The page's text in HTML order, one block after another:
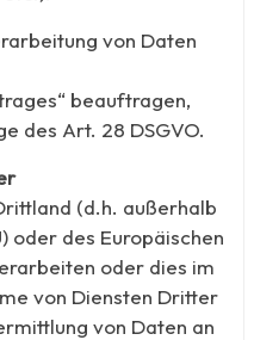
von Daten
beauftragen,
des Art. 28 DSGVO.
(d.h. außerhalb
oder des Europäischen
oder dies im
von Diensten Dritter
von Daten an